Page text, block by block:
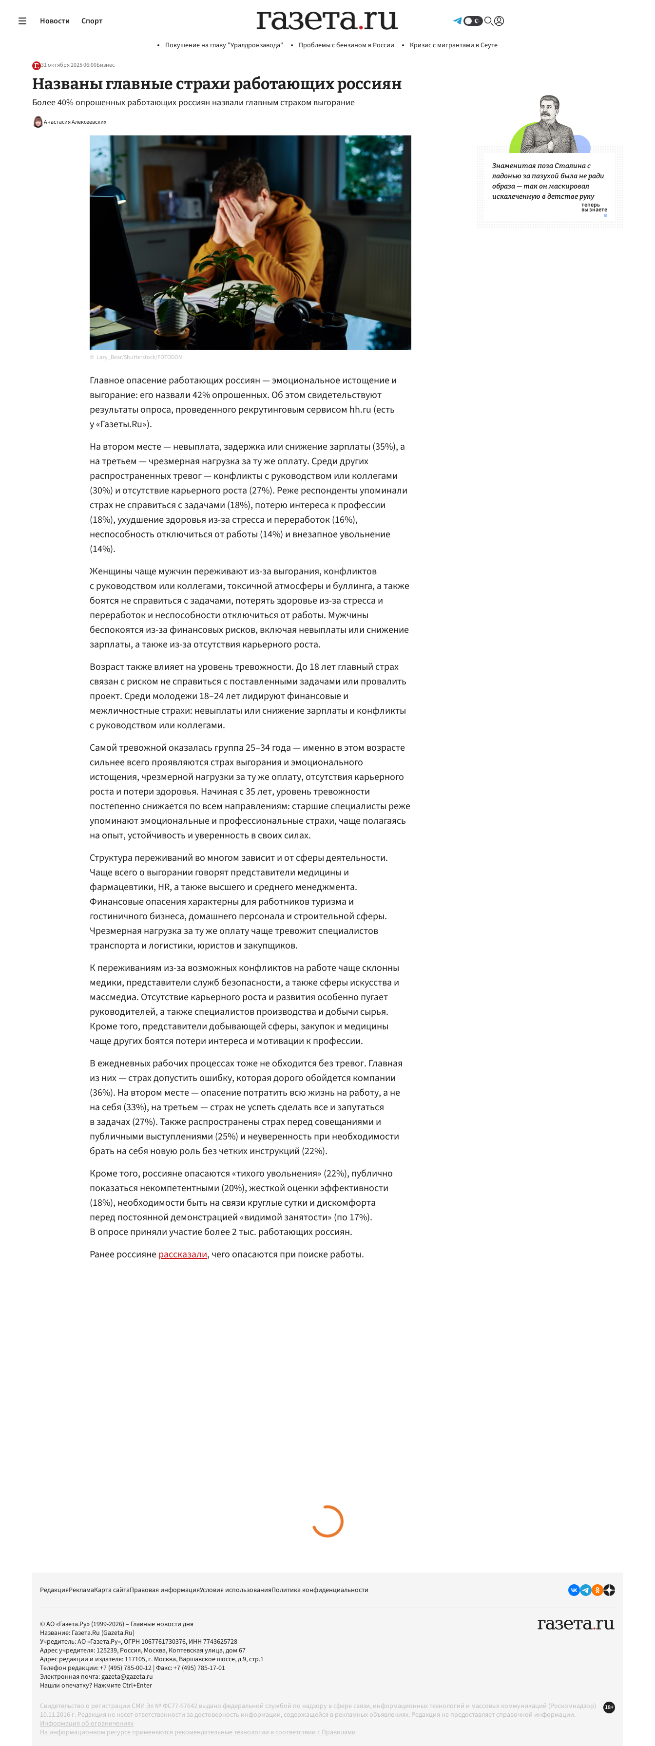
Новости Спорт
Покушение на главу "Уралдронзавода" Проблемы с бензином в России Кризис с мигрантами в Сеуте
31 октября 2025 06:00Бизнес
Названы главные страхи работающих россиян
Более 40% опрошенных работающих россиян назвали главным страхом выгорание
Анастасия Алексеевских
Lazy_Bear/Shutterstock/FOTODOM
Главное опасение работающих россиян — эмоциональное истощение и
выгорание: его назвали 42% опрошенных. Об этом свидетельствуют
результаты опроса, проведенного рекрутинговым сервисом hh.ru (есть
у «Газеты.Ru»).
На втором месте — невыплата, задержка или снижение зарплаты (35%), а
на третьем — чрезмерная нагрузка за ту же оплату. Среди других
распространенных тревог — конфликты с руководством или коллегами
(30%) и отсутствие карьерного роста (27%). Реже респонденты упоминали
страх не справиться с задачами (18%), потерю интереса к профессии
(18%), ухудшение здоровья из-за стресса и переработок (16%),
неспособность отключиться от работы (14%) и внезапное увольнение
(14%).
Женщины чаще мужчин переживают из-за выгорания, конфликтов
с руководством или коллегами, токсичной атмосферы и буллинга, а также
боятся не справиться с задачами, потерять здоровье из-за стресса и
переработок и неспособности отключиться от работы. Мужчины
беспокоятся из-за финансовых рисков, включая невыплаты или снижение
зарплаты, а также из-за отсутствия карьерного роста.
Возраст также влияет на уровень тревожности. До 18 лет главный страх
связан с риском не справиться с поставленными задачами или провалить
проект. Среди молодежи 18–24 лет лидируют финансовые и
межличностные страхи: невыплаты или снижение зарплаты и конфликты
с руководством или коллегами.
Самой тревожной оказалась группа 25–34 года — именно в этом возрасте
сильнее всего проявляются страх выгорания и эмоционального
истощения, чрезмерной нагрузки за ту же оплату, отсутствия карьерного
роста и потери здоровья. Начиная с 35 лет, уровень тревожности
постепенно снижается по всем направлениям: старшие специалисты реже
упоминают эмоциональные и профессиональные страхи, чаще полагаясь
на опыт, устойчивость и уверенность в своих силах.
Структура переживаний во многом зависит и от сферы деятельности.
Чаще всего о выгорании говорят представители медицины и
фармацевтики, HR, а также высшего и среднего менеджмента.
Финансовые опасения характерны для работников туризма и
гостиничного бизнеса, домашнего персонала и строительной сферы.
Чрезмерная нагрузка за ту же оплату чаще тревожит специалистов
транспорта и логистики, юристов и закупщиков.
К переживаниям из-за возможных конфликтов на работе чаще склонны
медики, представители служб безопасности, а также сферы искусства и
массмедиа. Отсутствие карьерного роста и развития особенно пугает
руководителей, а также специалистов производства и добычи сырья.
Кроме того, представители добывающей сферы, закупок и медицины
чаще других боятся потери интереса и мотивации к профессии.
В ежедневных рабочих процессах тоже не обходится без тревог. Главная
из них — страх допустить ошибку, которая дорого обойдется компании
(36%). На втором месте — опасение потратить всю жизнь на работу, а не
на себя (33%), на третьем — страх не успеть сделать все и запутаться
в задачах (27%). Также распространены страх перед совещаниями и
публичными выступлениями (25%) и неуверенность при необходимости
брать на себя новую роль без четких инструкций (22%).
Кроме того, россияне опасаются «тихого увольнения» (22%), публично
показаться некомпетентными (20%), жесткой оценки эффективности
(18%), необходимости быть на связи круглые сутки и дискомфорта
перед постоянной демонстрацией «видимой занятости» (по 17%).
В опросе приняли участие более 2 тыс. работающих россиян.
Ранее россиянерассказали, чего опасаются при поиске работы.
Знаменитая поза Сталина с
ладонью за пазухой была не ради
образа — так он маскировал
искалеченную в детстве руку
РедакцияРекламаКарта сайтаПравовая информацияУсловия использованияПолитика конфиденциальности
© АО «Газета.Ру» (1999-2026) – Главные новости дня
Название: Газета.Ru (Gazeta.Ru)
Учредитель:АО «Газета.Ру», ОГРН 1067761730376, ИНН 7743625728
Адрес учредителя: 125239, Россия, Москва, Коптевская улица, дом 67
Адрес редакции и издателя: 117105, г. Москва, Варшавское шоссе, д.9, стр.1
Телефон редакции:+7 (495) 785-00-12 | Факс:+7 (495) 785-17-01
Электронная почта:gazeta@gazeta.ru
Нашли опечатку? Нажмите Ctrl+Enter
Свидетельство о регистрации СМИ Эл № ФС77-67642 выдано федеральной службой по надзору в сфере связи, информационных технологий и массовых коммуникаций (Роскомнадзор)
10.11.2016 г. Редакция не несет ответственности за достоверность информации, содержащейся в рекламных объявлениях. Редакция не предоставляет справочной информации.
Информация об ограничениях
На информационном ресурсе применяются рекомендательные технологии в соответствии с Правилами
18+